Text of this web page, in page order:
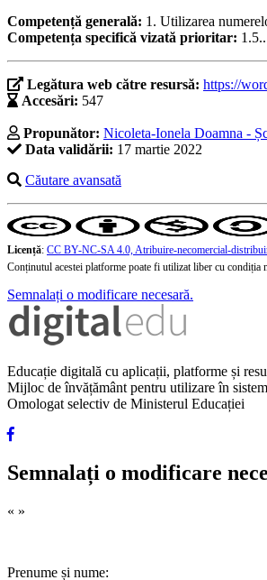
Competență generală: 1. Utilizarea
Competența specifică vizată prioritar:
Legătura web către resursă: https://
Accesări: 547
Propunător: Nicoleta-Ionela Doamna -
Data validării: 17 martie 2022
Căutare avansată
Licență: CC BY-NC-SA 4.0, Atribuire-necomercial-
Conținutul acestei platforme poate fi utilizat liber cu
Semnalați o modificare necesară.
Educație digitală cu aplicații, platforme și
Mijloc de învățământ pentru utilizare în
Omologat selectiv de Ministerul Educației
Semnalați o modificare
« »
Prenume și nume: